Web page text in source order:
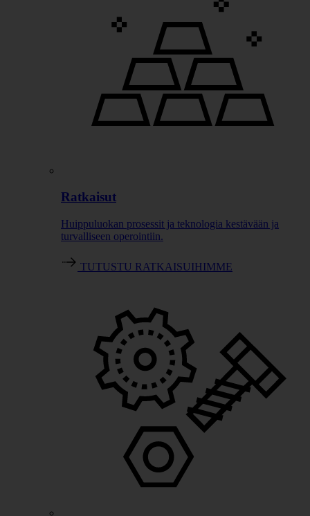
Ratkaisut
Huippuluokan prosessit ja teknologia kestävään ja
turvalliseen operointiin.
TUTUSTU RATKAISUIHIMME